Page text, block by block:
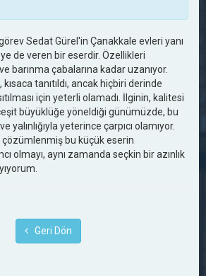
Sedat Gürel'in Çanakkale evleri yanı
de veren bir eserdir. Özellikleri
barınma çabalarına kadar uzanıyor.
kısaca tanıtıldı, ancak hiçbiri derinde
için yeterli olamadı. İlginin, kalitesi
büyüklüğe yöneldiği günümüzde, bu
yalınlığıyla yeterince çarpıcı olamıyor.
çözümlenmiş bu küçük eserin
olmayı, aynı zamanda seçkin bir azınlık
Geri Dön